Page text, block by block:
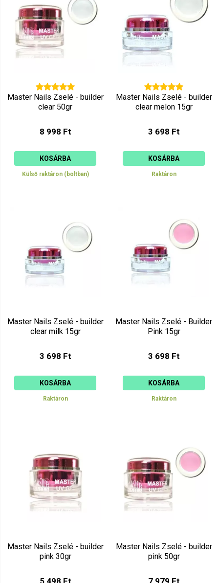
Master Nails Zselé - builder
clear 50gr
8 998 Ft
KOSÁRBA
Külső raktáron (boltban)
Master Nails Zselé - builder
clear melon 15gr
3 698 Ft
KOSÁRBA
Raktáron
Master Nails Zselé - builder
clear milk 15gr
3 698 Ft
KOSÁRBA
Raktáron
Master Nails Zselé - Builder
Pink 15gr
3 698 Ft
KOSÁRBA
Raktáron
Master Nails Zselé - builder
pink 30gr
5 498 Ft
Master Nails Zselé - builder
pink 50gr
7 979 Ft